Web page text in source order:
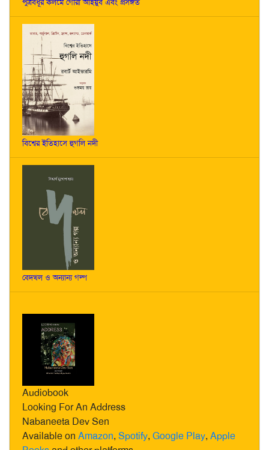
পুত্রবধূর কলমে গৌরী আইয়ুব এবং প্রসঙ্গত
বিশ্বের ইতিহাসে হুগলি নদী
বেদখল ও অন্যান্য গল্প
Audiobook
Looking For An Address
Nabaneeta Dev Sen
Available on Amazon, Spotify, Google Play, Apple